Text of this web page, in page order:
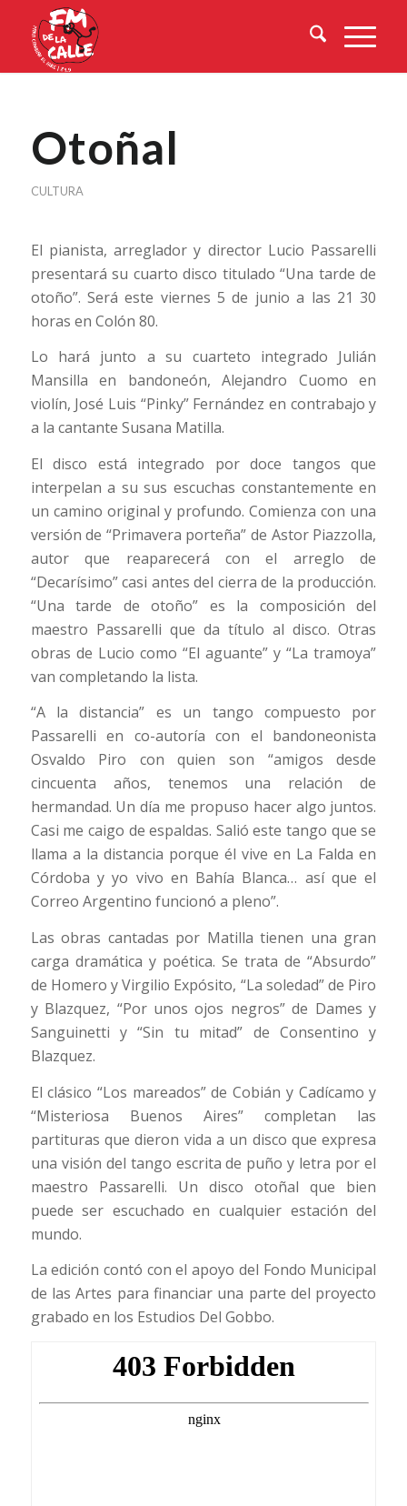
Otoñal
CULTURA
El pianista, arreglador y director Lucio Passarelli
presentará su cuarto disco titulado “Una tarde de
otoño”. Será este viernes 5 de junio a las 21 30
horas en Colón 80.
Lo hará junto a su cuarteto integrado Julián
Mansilla en bandoneón, Alejandro Cuomo en
violín, José Luis “Pinky” Fernández en contrabajo y
a la cantante Susana Matilla.
El disco está integrado por doce tangos que
interpelan a su sus escuchas constantemente en
un camino original y profundo. Comienza con una
versión de “Primavera porteña” de Astor Piazzolla,
autor que reaparecerá con el arreglo de
“Decarísimo” casi antes del cierra de la producción.
“Una tarde de otoño” es la composición del
maestro Passarelli que da título al disco. Otras
obras de Lucio como “El aguante” y “La tramoya”
van completando la lista.
“A la distancia” es un tango compuesto por
Passarelli en co-autoría con el bandoneonista
Osvaldo Piro con quien son “amigos desde
cincuenta años, tenemos una relación de
hermandad. Un día me propuso hacer algo juntos.
Casi me caigo de espaldas. Salió este tango que se
llama a la distancia porque él vive en La Falda en
Córdoba y yo vivo en Bahía Blanca… así que el
Correo Argentino funcionó a pleno”.
Las obras cantadas por Matilla tienen una gran
carga dramática y poética. Se trata de “Absurdo”
de Homero y Virgilio Expósito, “La soledad” de Piro
y Blazquez, “Por unos ojos negros” de Dames y
Sanguinetti y “Sin tu mitad” de Consentino y
Blazquez.
El clásico “Los mareados” de Cobián y Cadícamo y
“Misteriosa Buenos Aires” completan las
partituras que dieron vida a un disco que expresa
una visión del tango escrita de puño y letra por el
maestro Passarelli. Un disco otoñal que bien
puede ser escuchado en cualquier estación del
mundo.
La edición contó con el apoyo del Fondo Municipal
de las Artes para financiar una parte del proyecto
grabado en los Estudios Del Gobbo.